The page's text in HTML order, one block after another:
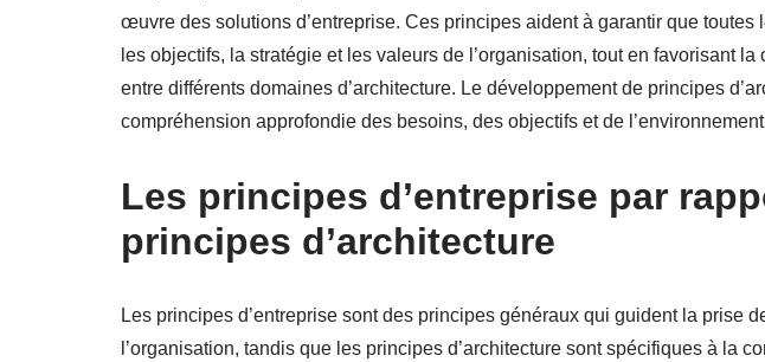
œuvre des solutions d’entreprise. Ces principes aident à garantir que
les objectifs, la stratégie et les valeurs de l’organisation, tout en favorisant la
entre différents domaines d’architecture. Le développement de principes
compréhension approfondie des besoins, des objectifs et de
Les principes d’entreprise par
principes d’architecture
Les principes d’entreprise sont des principes généraux qui guident la prise
l’organisation, tandis que les principes d’architecture sont spécifiques à la